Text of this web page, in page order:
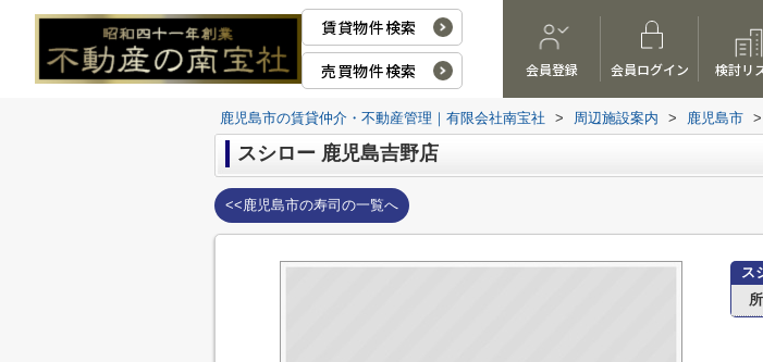
賃貸物件検索
売買物件検索
会員登録 会員ログイン 検討リ
鹿児島市の賃貸仲介・不動産管理｜有限会社南宝社 > 周辺施設案内 > 鹿児島市 >
スシロー 鹿児島吉野店
<<鹿児島市の寿司の一覧へ
ス